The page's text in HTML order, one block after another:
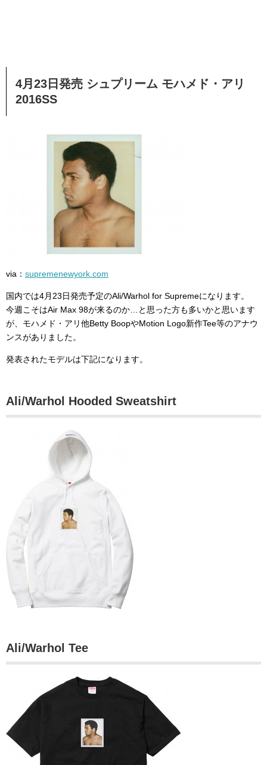
4月23日発売 シュプリーム モハメド・アリ
2016SS
via： supremenewyork.com
国内では4月23日発売予定のAli/Warhol for Supremeになります。
今週こそはAir Max 98が来るのか…と思った方も多いかと思います
が、モハメド・アリ他Betty BoopやMotion Logo新作Tee等のアナウ
ンスがありました。
発表されたモデルは下記になります。
Ali/Warhol Hooded Sweatshirt
Ali/Warhol Tee